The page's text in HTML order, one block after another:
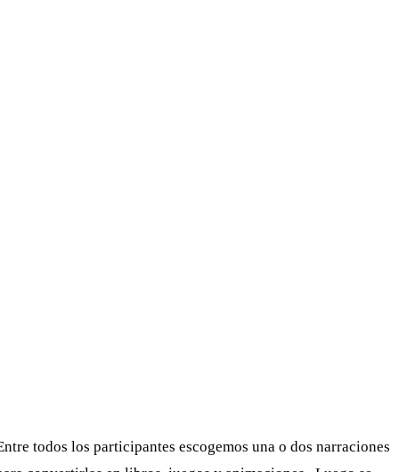
todos los participantes escogemos una o dos narraciones